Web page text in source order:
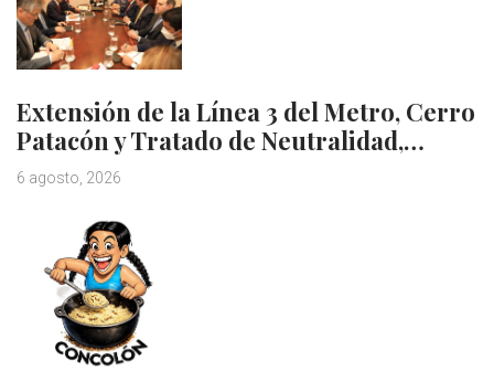
Extensión de la Línea 3 del Metro, Cerro
Patacón y Tratado de Neutralidad,…
6 agosto, 2026